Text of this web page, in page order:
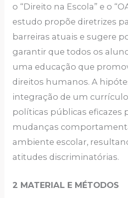
o “Direito na Escola” e o
estudo propõe diretrizes
barreiras atuais e sugere
garantir que todos os
uma educação que
direitos humanos. A
integração de um
políticas públicas eficazes
mudanças
ambiente escolar,
atitudes discriminatórias.
2 MATERIAL E MÉTODOS